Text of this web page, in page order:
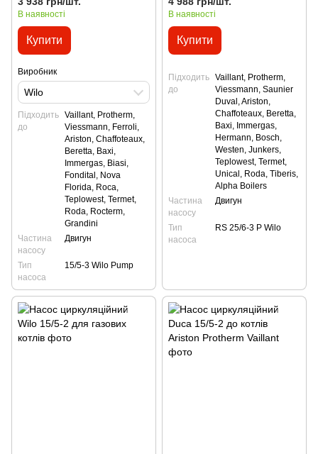
В наявності
Купити
Виробник
Wilo
Підходить
до
Vaillant, Protherm,
Viessmann, Ferroli,
Ariston, Сhaffoteaux,
Beretta, Baxi,
Immergas, Biasi,
Fondital, Nova
Florida, Roca,
Teplowest, Termet,
Roda, Rocterm,
Grandini
Частина
насосу
Двигун
Тип
насоса
15/5-3 Wilo Pump
В наявності
Купити
Підходить
до
Vaillant, Protherm,
Viessmann, Saunier
Duval, Ariston,
Сhaffoteaux, Beretta,
Baxi, Immergas,
Hermann, Bosch,
Westen, Junkers,
Teplowest, Termet,
Unical, Roda, Tiberis,
Alpha Boilers
Частина
насосу
Двигун
Тип
насоса
RS 25/6-3 P Wilo